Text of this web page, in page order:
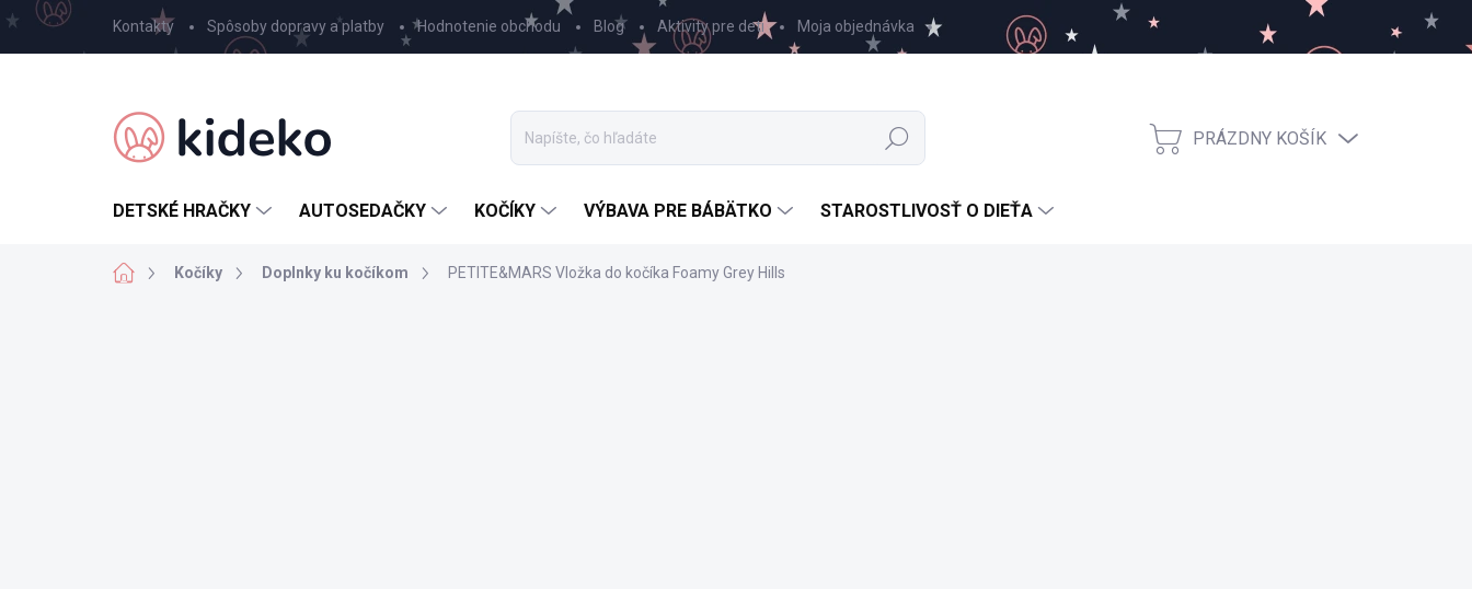
Prejsť
na
obsah
Kontakty Spôsoby dopravy a platby Hodnotenie obchodu Blog Aktivity pre deti Moja objednávka
Hľadať
NÁKUPNÝ
PRÁZDNY KOŠÍK
DETSKÉ HRAČKY AUTOSEDAČKY KOČÍKY VÝBAVA PRE BÁBÄTKO STAROSTLIVOSŤ O DIEŤA
DomovKočíky Doplnky ku kočíkom PETITE&MARS Vložka do kočíka Foamy Grey Hills